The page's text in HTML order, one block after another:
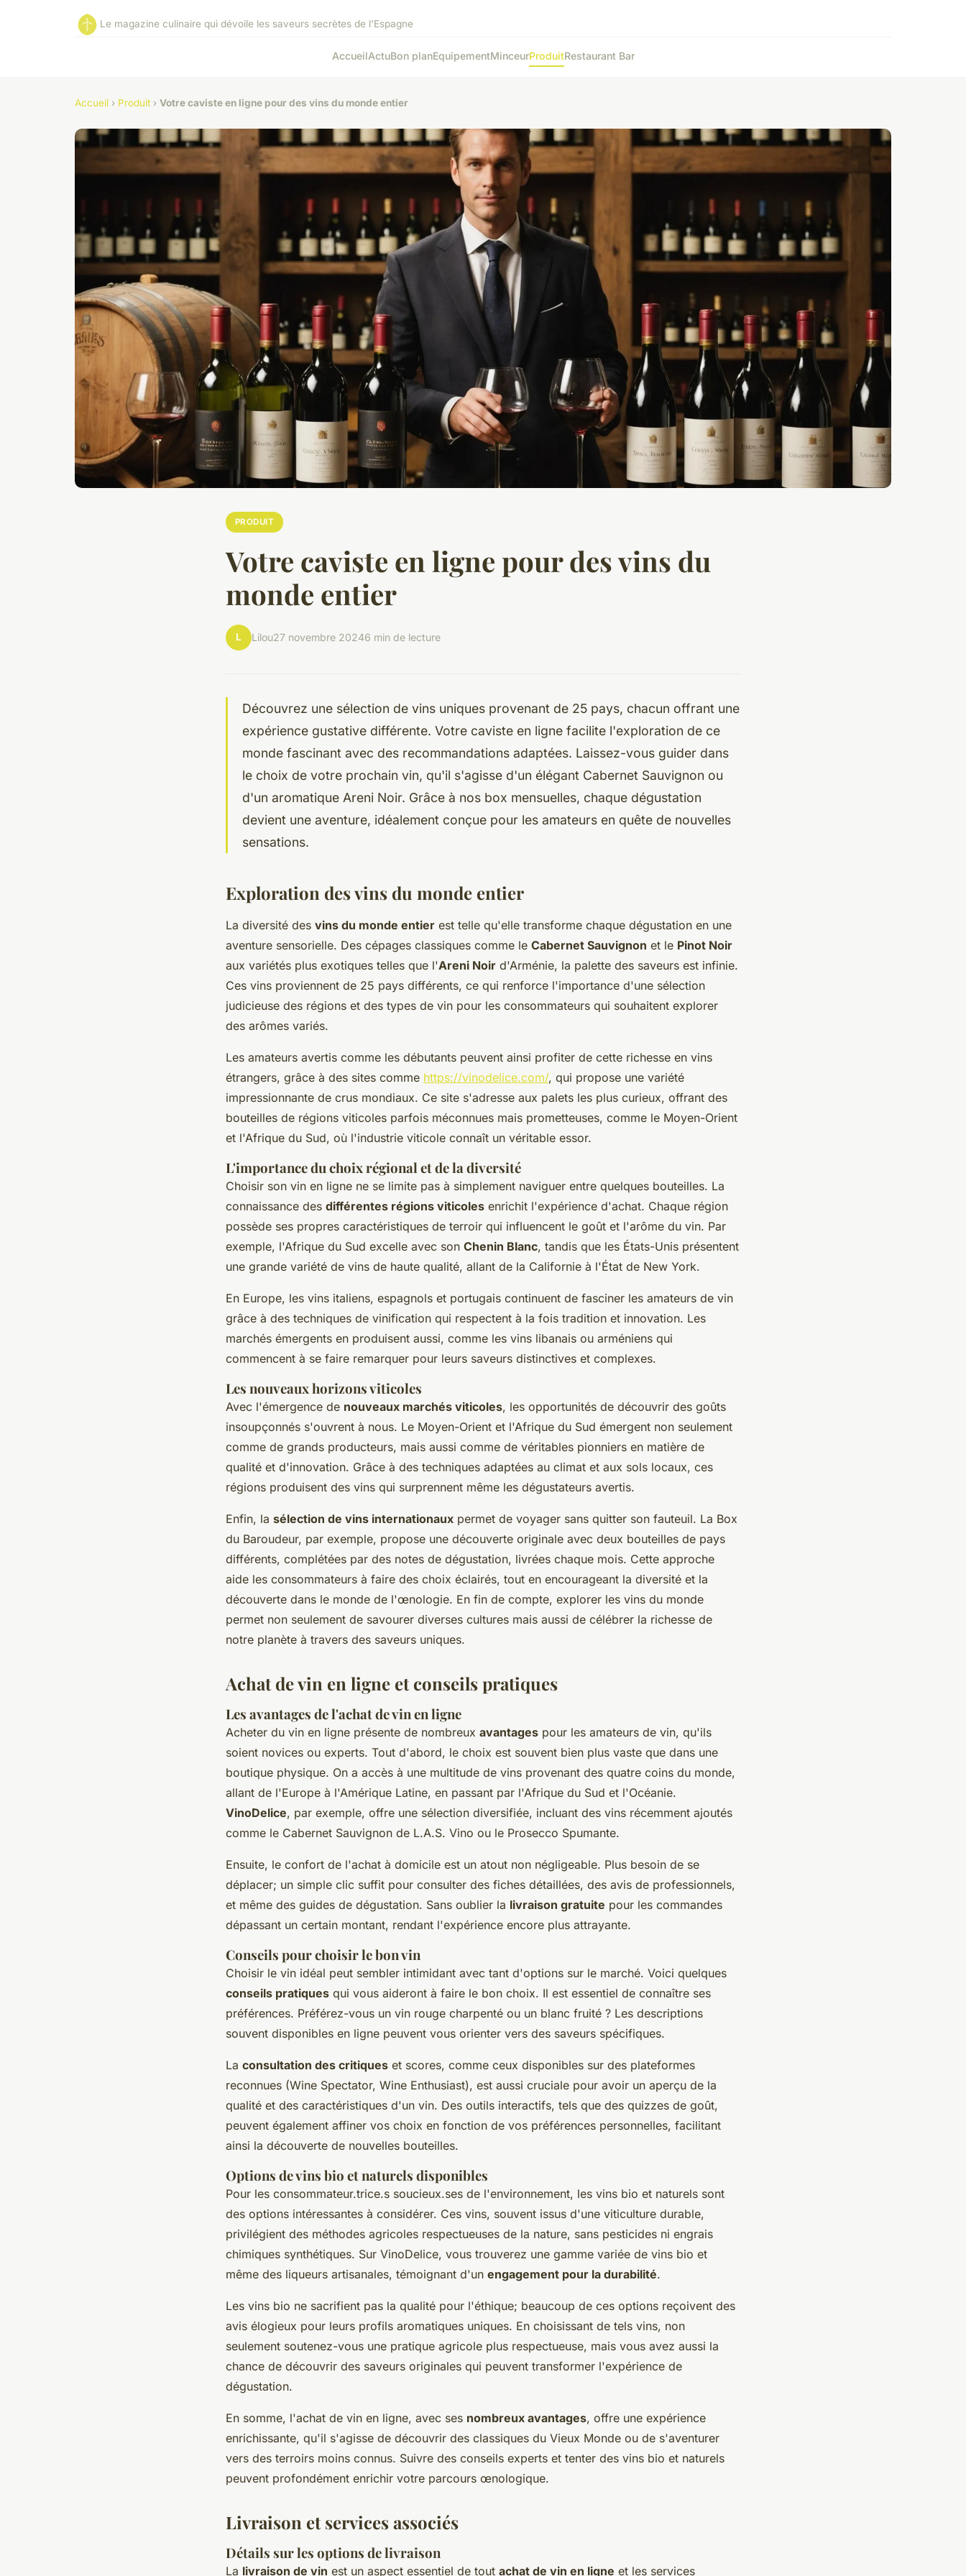
Le magazine culinaire qui dévoile les saveurs secrètes de l'Espagne
AccueilActuBon planEquipementMinceurProduitRestaurant Bar
Accueil › Produit › Votre caviste en ligne pour des vins du monde entier
PRODUIT
Votre caviste en ligne pour des vins du
monde entier
L Lilou27 novembre 20246 min de lecture
Découvrez une sélection de vins uniques provenant de 25 pays, chacun offrant une
expérience gustative différente. Votre caviste en ligne facilite l'exploration de ce
monde fascinant avec des recommandations adaptées. Laissez-vous guider dans
le choix de votre prochain vin, qu'il s'agisse d'un élégant Cabernet Sauvignon ou
d'un aromatique Areni Noir. Grâce à nos box mensuelles, chaque dégustation
devient une aventure, idéalement conçue pour les amateurs en quête de nouvelles
sensations.
Exploration des vins du monde entier
La diversité des vins du monde entier est telle qu'elle transforme chaque dégustation en une
aventure sensorielle. Des cépages classiques comme le Cabernet Sauvignon et le Pinot Noir
aux variétés plus exotiques telles que l'Areni Noir d'Arménie, la palette des saveurs est infinie.
Ces vins proviennent de 25 pays différents, ce qui renforce l'importance d'une sélection
judicieuse des régions et des types de vin pour les consommateurs qui souhaitent explorer
des arômes variés.
Les amateurs avertis comme les débutants peuvent ainsi profiter de cette richesse en vins
étrangers, grâce à des sites comme https://vinodelice.com/, qui propose une variété
impressionnante de crus mondiaux. Ce site s'adresse aux palets les plus curieux, offrant des
bouteilles de régions viticoles parfois méconnues mais prometteuses, comme le Moyen-Orient
et l'Afrique du Sud, où l'industrie viticole connaît un véritable essor.
L'importance du choix régional et de la diversité
Choisir son vin en ligne ne se limite pas à simplement naviguer entre quelques bouteilles. La
connaissance des différentes régions viticoles enrichit l'expérience d'achat. Chaque région
possède ses propres caractéristiques de terroir qui influencent le goût et l'arôme du vin. Par
exemple, l'Afrique du Sud excelle avec son Chenin Blanc, tandis que les États-Unis présentent
une grande variété de vins de haute qualité, allant de la Californie à l'État de New York.
En Europe, les vins italiens, espagnols et portugais continuent de fasciner les amateurs de vin
grâce à des techniques de vinification qui respectent à la fois tradition et innovation. Les
marchés émergents en produisent aussi, comme les vins libanais ou arméniens qui
commencent à se faire remarquer pour leurs saveurs distinctives et complexes.
Les nouveaux horizons viticoles
Avec l'émergence de nouveaux marchés viticoles, les opportunités de découvrir des goûts
insoupçonnés s'ouvrent à nous. Le Moyen-Orient et l'Afrique du Sud émergent non seulement
comme de grands producteurs, mais aussi comme de véritables pionniers en matière de
qualité et d'innovation. Grâce à des techniques adaptées au climat et aux sols locaux, ces
régions produisent des vins qui surprennent même les dégustateurs avertis.
Enfin, la sélection de vins internationaux permet de voyager sans quitter son fauteuil. La Box
du Baroudeur, par exemple, propose une découverte originale avec deux bouteilles de pays
différents, complétées par des notes de dégustation, livrées chaque mois. Cette approche
aide les consommateurs à faire des choix éclairés, tout en encourageant la diversité et la
découverte dans le monde de l'œnologie. En fin de compte, explorer les vins du monde
permet non seulement de savourer diverses cultures mais aussi de célébrer la richesse de
notre planète à travers des saveurs uniques.
Achat de vin en ligne et conseils pratiques
Les avantages de l'achat de vin en ligne
Acheter du vin en ligne présente de nombreux avantages pour les amateurs de vin, qu'ils
soient novices ou experts. Tout d'abord, le choix est souvent bien plus vaste que dans une
boutique physique. On a accès à une multitude de vins provenant des quatre coins du monde,
allant de l'Europe à l'Amérique Latine, en passant par l'Afrique du Sud et l'Océanie.
VinoDelice, par exemple, offre une sélection diversifiée, incluant des vins récemment ajoutés
comme le Cabernet Sauvignon de L.A.S. Vino ou le Prosecco Spumante.
Ensuite, le confort de l'achat à domicile est un atout non négligeable. Plus besoin de se
déplacer; un simple clic suffit pour consulter des fiches détaillées, des avis de professionnels,
et même des guides de dégustation. Sans oublier la livraison gratuite pour les commandes
dépassant un certain montant, rendant l'expérience encore plus attrayante.
Conseils pour choisir le bon vin
Choisir le vin idéal peut sembler intimidant avec tant d'options sur le marché. Voici quelques
conseils pratiques qui vous aideront à faire le bon choix. Il est essentiel de connaître ses
préférences. Préférez-vous un vin rouge charpenté ou un blanc fruité ? Les descriptions
souvent disponibles en ligne peuvent vous orienter vers des saveurs spécifiques.
La consultation des critiques et scores, comme ceux disponibles sur des plateformes
reconnues (Wine Spectator, Wine Enthusiast), est aussi cruciale pour avoir un aperçu de la
qualité et des caractéristiques d'un vin. Des outils interactifs, tels que des quizzes de goût,
peuvent également affiner vos choix en fonction de vos préférences personnelles, facilitant
ainsi la découverte de nouvelles bouteilles.
Options de vins bio et naturels disponibles
Pour les consommateur.trice.s soucieux.ses de l'environnement, les vins bio et naturels sont
des options intéressantes à considérer. Ces vins, souvent issus d'une viticulture durable,
privilégient des méthodes agricoles respectueuses de la nature, sans pesticides ni engrais
chimiques synthétiques. Sur VinoDelice, vous trouverez une gamme variée de vins bio et
même des liqueurs artisanales, témoignant d'un engagement pour la durabilité.
Les vins bio ne sacrifient pas la qualité pour l'éthique; beaucoup de ces options reçoivent des
avis élogieux pour leurs profils aromatiques uniques. En choisissant de tels vins, non
seulement soutenez-vous une pratique agricole plus respectueuse, mais vous avez aussi la
chance de découvrir des saveurs originales qui peuvent transformer l'expérience de
dégustation.
En somme, l'achat de vin en ligne, avec ses nombreux avantages, offre une expérience
enrichissante, qu'il s'agisse de découvrir des classiques du Vieux Monde ou de s'aventurer
vers des terroirs moins connus. Suivre des conseils experts et tenter des vins bio et naturels
peuvent profondément enrichir votre parcours œnologique.
Livraison et services associés
Détails sur les options de livraison
La livraison de vin est un aspect essentiel de tout achat de vin en ligne et les services